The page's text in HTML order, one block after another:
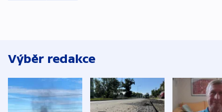
Výběr redakce